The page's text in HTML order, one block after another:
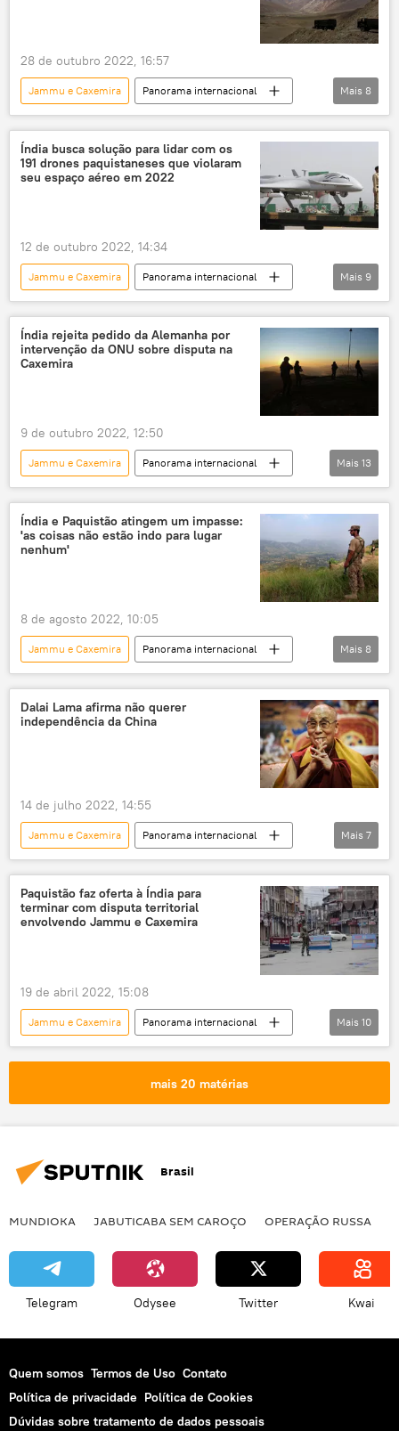
28 de outubro 2022, 16:57
Jammu e Caxemira
Panorama internacional
Exército de Libertação Popular (ELP)
Ásia e Oceania
China
fronteira
Ladakh
tensão regional
Mais 8
Índia busca solução para lidar com os
191 drones paquistaneses que violaram
seu espaço aéreo em 2022
12 de outubro 2022, 14:34
Jammu e Caxemira
Panorama internacional
Ásia e Oceania
Índia
drones
sistema de defesa antidrones
Paquistão
Nova Déli
veículo aéreo não tripulado
Mais 9
Índia rejeita pedido da Alemanha por
intervenção da ONU sobre disputa na
Caxemira
9 de outubro 2022, 12:50
Jammu e Caxemira
Panorama internacional
Ásia e Oceania
Índia
Paquistão
Nova Deli
Islamabad
Alemanha
diplomacia
política
ONU
Annalena Baerbock
Mais 13
Índia e Paquistão atingem um impasse:
'as coisas não estão indo para lugar
nenhum'
8 de agosto 2022, 10:05
Jammu e Caxemira
Panorama internacional
Oriente Médio e África
Índia
Nova Deli
Paquistão
Narendra Modi
Mais 8
Dalai Lama afirma não querer
independência da China
14 de julho 2022, 14:55
Jammu e Caxemira
Panorama internacional
Himachal Pradesh
Oriente Médio e África
Índia
Dalai Lama
Tibete
Ásia
Mais 7
Paquistão faz oferta à Índia para
terminar com disputa territorial
envolvendo Jammu e Caxemira
19 de abril 2022, 15:08
Jammu e Caxemira
Panorama internacional
Oriente Médio e África
Paquistão
Shehbaz Sharif
Narendra Modi
Imran Khan
Uzbequistão
Mais 10
mais 20 matérias
Brasil
MUNDIOKA JABUTICABA SEM CAROÇO OPERAÇÃO RUSSA
Telegram Odysee Twitter Kwai
Quem somos Termos de Uso Contato
Política de privacidade Política de Cookies
Dúvidas sobre tratamento de dados pessoais